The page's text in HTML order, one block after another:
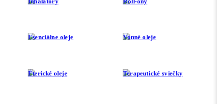
Esenciálne oleje Vonné oleje
Éterické oleje Terapeutické sviečky